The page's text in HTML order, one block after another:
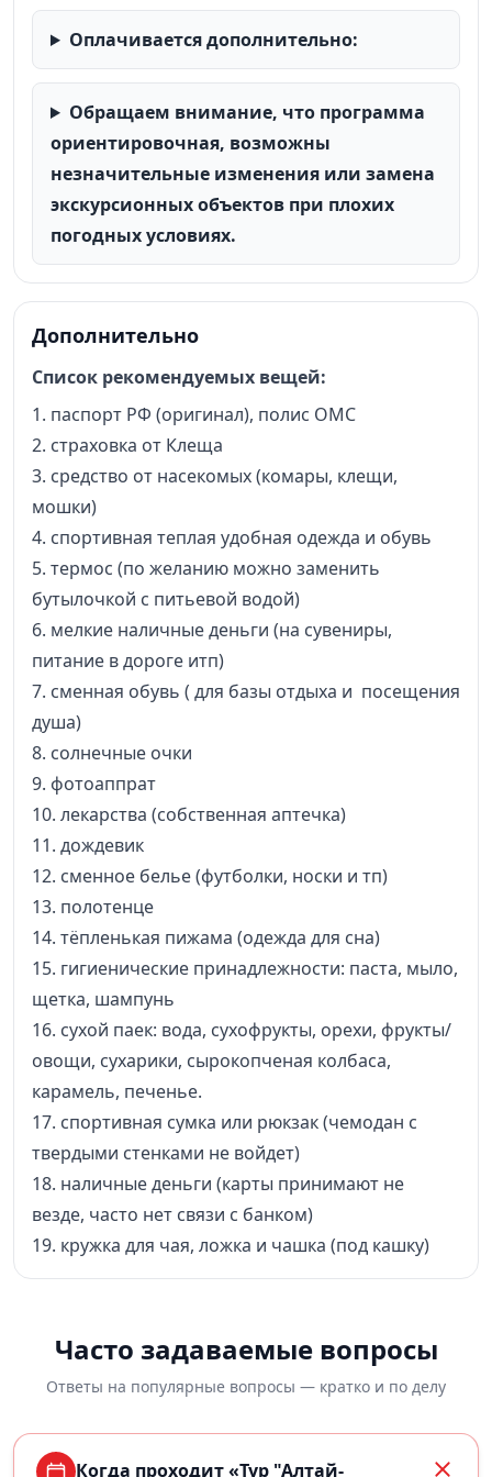
Оплачивается дополнительно:
Обращаем внимание, что программа
ориентировочная, возможны
незначительные изменения или замена
экскурсионных объектов при плохих
погодных условиях.
Дополнительно
Список рекомендуемых вещей:
1. паспорт РФ (оригинал), полис ОМС
2. страховка от Клеща
3. средство от насекомых (комары, клещи,
мошки)
4. спортивная теплая удобная одежда и обувь
5. термос (по желанию можно заменить
бутылочкой с питьевой водой)
6. мелкие наличные деньги (на сувениры,
питание в дороге итп)
7. сменная обувь ( для базы отдыха и посещения
душа)
8. солнечные очки
9. фотоаппрат
10. лекарства (собственная аптечка)
11. дождевик
12. сменное белье (футболки, носки и тп)
13. полотенце
14. тёпленькая пижама (одежда для сна)
15. гигиенические принадлежности: паста, мыло,
щетка, шампунь
16. сухой паек: вода, сухофрукты, орехи, фрукты/
овощи, сухарики, сырокопченая колбаса,
карамель, печенье.
17. спортивная сумка или рюкзак (чемодан с
твердыми стенками не войдет)
18. наличные деньги (карты принимают не
везде, часто нет связи с банком)
19. кружка для чая, ложка и чашка (под кашку)
Часто задаваемые вопросы
Ответы на популярные вопросы — кратко и по делу
Когда проходит «Тур "Алтай-